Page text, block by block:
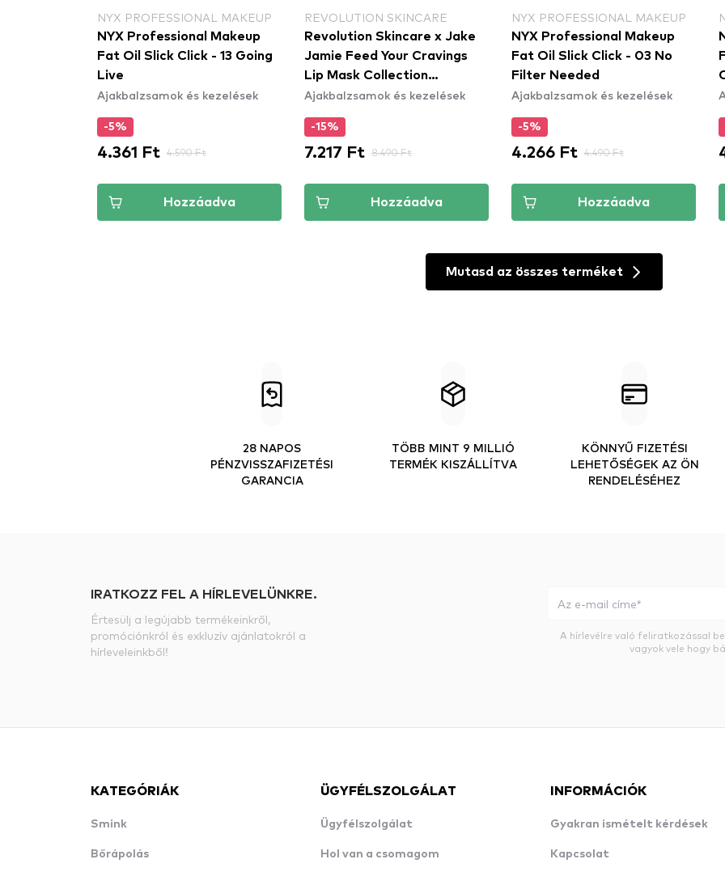
NYX PROFESSIONAL MAKEUP
NYX Professional Makeup
Fat Oil Slick Click - 13 Going
Live
Ajakbalzsamok és kezelések
-5%
4.361 Ft 4.590 Ft
Hozzáadva
REVOLUTION SKINCARE
Revolution Skincare x Jake
Jamie Feed Your Cravings
Lip Mask Collection
ajakpakolás kollekció
Ajakbalzsamok és kezelések
-15%
7.217 Ft 8.490 Ft
Hozzáadva
NYX PROFESSIONAL MAKEUP
NYX Professional Makeup
Fat Oil Slick Click - 03 No
Filter Needed
Ajakbalzsamok és kezelések
-5%
4.266 Ft 4.490 Ft
Hozzáadva
Mutasd az összes terméket
28 NAPOS
PÉNZVISSZAFIZETÉSI
GARANCIA
TÖBB MINT 9 MILLIÓ
TERMÉK KISZÁLLÍTVA
KÖNNYŰ FIZETÉSI
LEHETŐSÉGEK AZ ÖN
RENDELÉSÉHEZ
IRATKOZZ FEL A HÍRLEVELÜNKRE.
Értesülj a legújabb termékeinkről,
promóciónkról és exkluzív ajánlatokról a
hírleveleinkből!
A hírlevélre való feliratkozással
vagyok vele hogy
KATEGÓRIÁK
Smink
Bőrápolás
ÜGYFÉLSZOLGÁLAT
Ügyfélszolgálat
Hol van a csomagom
INFORMÁCIÓK
Gyakran ismételt kérdések
Kapcsolat